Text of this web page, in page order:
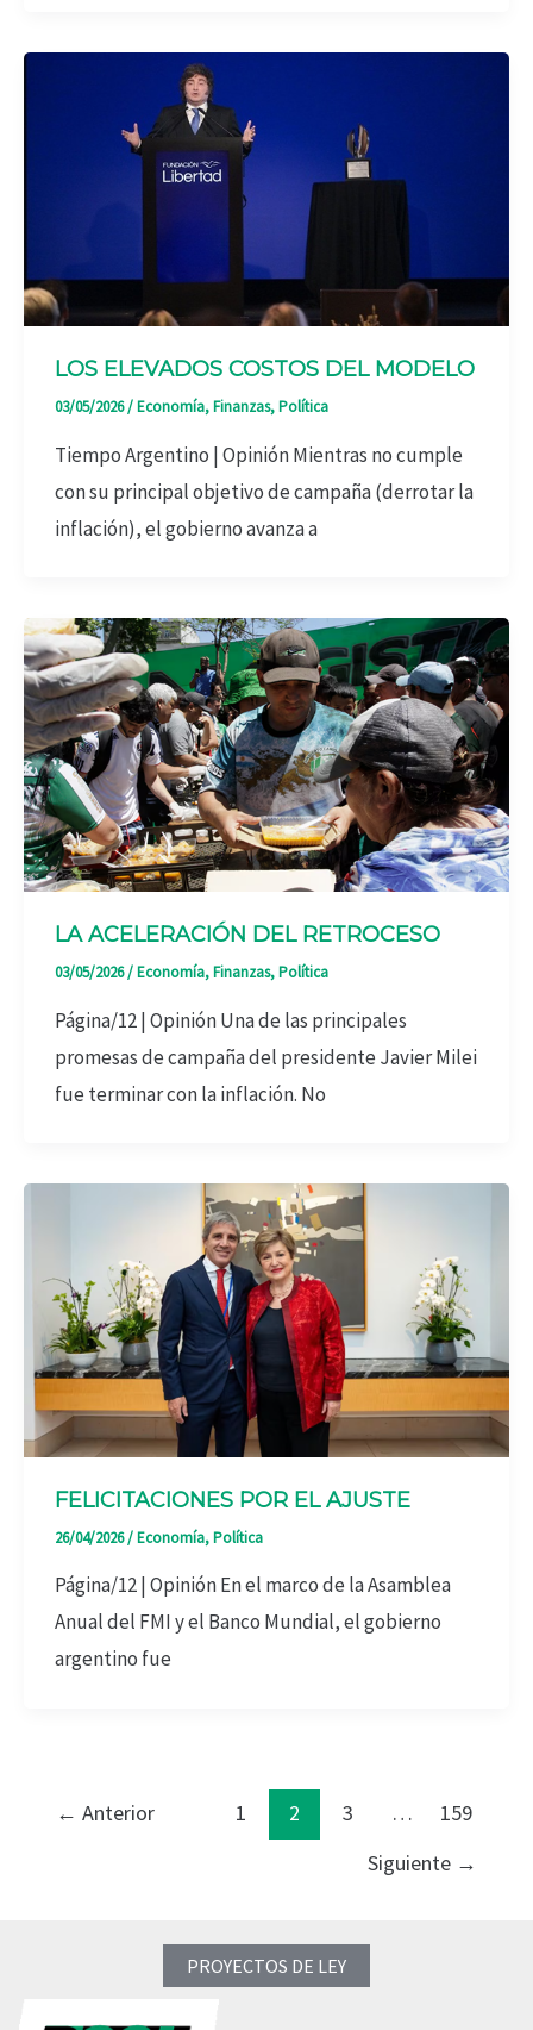
LOS ELEVADOS COSTOS DEL MODELO
03/05/2026/Economía,Finanzas,Política
Tiempo Argentino | Opinión Mientras no cumple
con su principal objetivo de campaña (derrotar la
inflación), el gobierno avanza a
LA ACELERACIÓN DEL RETROCESO
03/05/2026/Economía,Finanzas,Política
Página/12 | Opinión Una de las principales
promesas de campaña del presidente Javier Milei
fue terminar con la inflación. No
FELICITACIONES POR EL AJUSTE
26/04/2026/Economía,Política
Página/12 | Opinión En el marco de la Asamblea
Anual del FMI y el Banco Mundial, el gobierno
argentino fue
← Anterior 1 2 3 …
159
Siguiente →
PROYECTOS DE LEY